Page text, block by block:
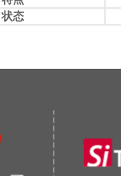
状态